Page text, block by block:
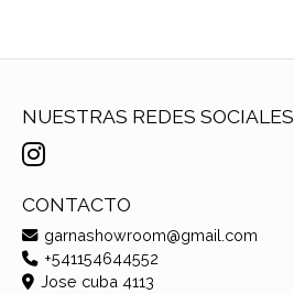
NUESTRAS REDES SOCIALES
CONTACTO
garnashowroom@gmail.com
+541154644552
Jose cuba 4113